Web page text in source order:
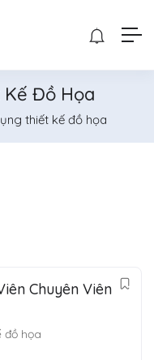
Đồ Họa
thiết kế đồ họa
Chuyên Viên
đồ họa